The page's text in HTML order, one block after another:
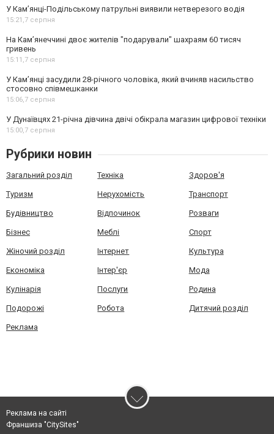
У Кам’янці-Подільському патрульні виявили нетверезого водія
15:21,7 серпня
На Камʼянеччині двоє жителів "подарували" шахраям 60 тисяч
гривень
15:11,7 серпня
У Камʼянці засудили 28-річного чоловіка, який вчиняв насильство
стосовно співмешканки
15:06,7 серпня
У Дунаївцях 21-річна дівчина двічі обікрала магазин цифрової техніки
15:00,7 серпня
Рубрики новин
Загальний розділ Техніка Здоров'я
Туризм Нерухомість Транспорт
Будівництво Відпочинок Розваги
Бізнес Меблі Спорт
Жіночий розділ Інтернет Культура
Економіка Інтер'єр Мода
Кулінарія Послуги Родина
Подорожі Робота Дитячий розділ
Реклама
Реклама на сайті
Франшиза "CitySites"